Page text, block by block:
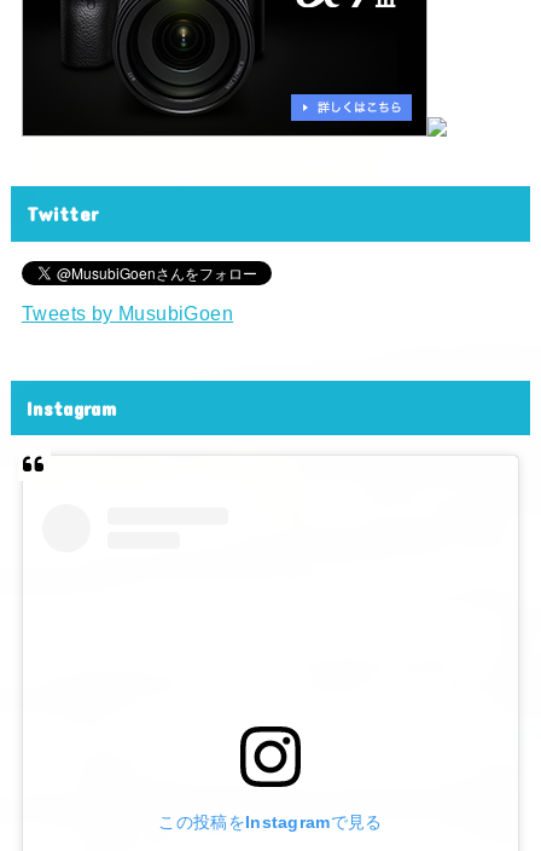
Twitter
Tweets by MusubiGoen
Instagram
この投稿をInstagramで見る